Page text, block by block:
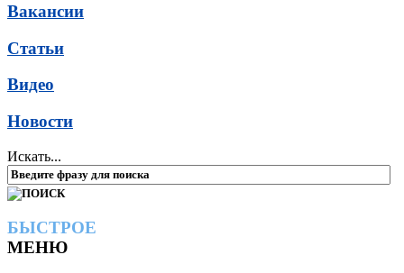
Вакансии
Статьи
Видео
Новости
Искать...
БЫСТРОЕ
МЕНЮ